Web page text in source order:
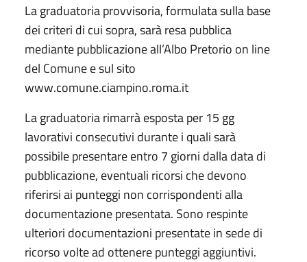
La graduatoria provvisoria, formulata sulla base
dei criteri di cui sopra, sarà resa pubblica
mediante pubblicazione all’Albo Pretorio on line
del Comune e sul sito
www.comune.ciampino.roma.it
La graduatoria rimarrà esposta per 15 gg
lavorativi consecutivi durante i quali sarà
possibile presentare entro 7 giorni dalla data di
pubblicazione, eventuali ricorsi che devono
riferirsi ai punteggi non corrispondenti alla
documentazione presentata. Sono respinte
ulteriori documentazioni presentate in sede di
ricorso volte ad ottenere punteggi aggiuntivi.